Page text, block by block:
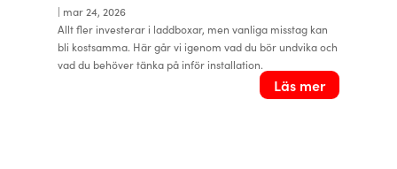
| mar 24, 2026
Allt fler investerar i laddboxar, men vanliga misstag kan
bli kostsamma. Här går vi igenom vad du bör undvika och
vad du behöver tänka på inför installation.
Läs mer